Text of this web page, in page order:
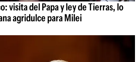
visita del Papa y ley de Tierras, lo
agridulce para Milei